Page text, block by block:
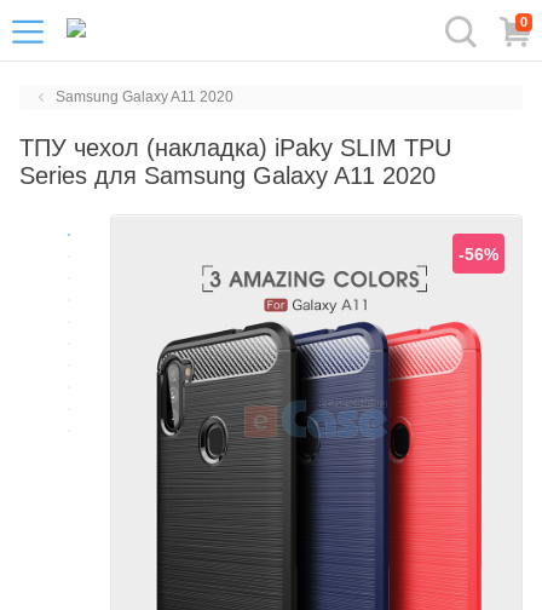
0
Samsung Galaxy A11 2020
ТПУ чехол (накладка) iPaky SLIM TPU
Series для Samsung Galaxy A11 2020
-56%